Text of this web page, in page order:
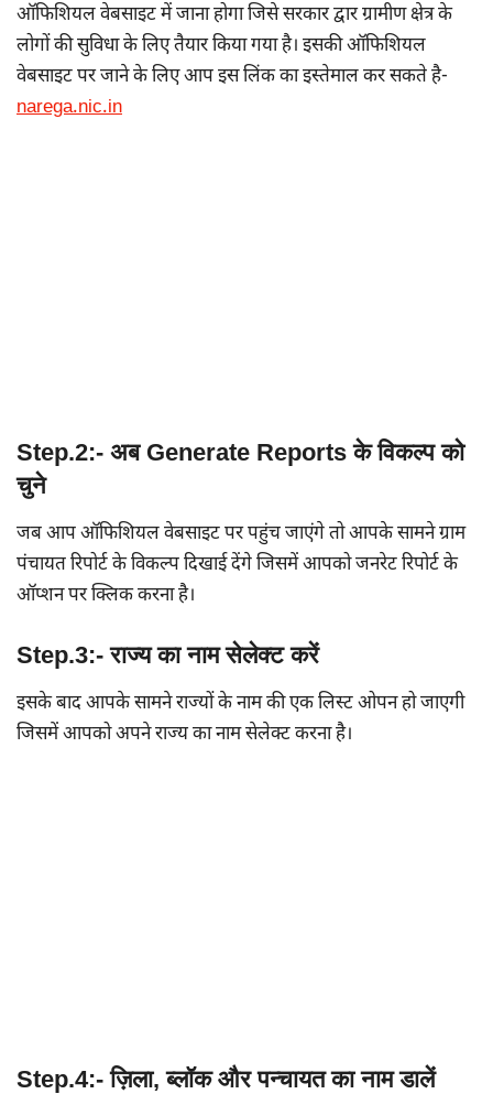
ऑफिशियल वेबसाइट में जाना होगा जिसे सरकार द्वारग्रामीण क्षेत्र के
लोगों की सुविधा के लिए तैयार किया गया है। इसकी ऑफिशियल
वेबसाइट पर जाने के लिए आप इस लिंक का इस्तेमाल कर सकते है-
narega.nic.in
Step.2:- अब Generate Reports के विकल्प को
चुने
जब आप ऑफिशियल वेबसाइट पर पहुंच जाएंगे तो आपके सामने ग्राम
पंचायत रिपोर्ट के विकल्प दिखाई देंगे जिसमें आपको जनरेट रिपोर्ट के
ऑप्शन पर क्लिक करना है।
Step.3:- राज्य का नाम सेलेक्ट करें
इसके बाद आपके सामने राज्यों के नाम की एक लिस्ट ओपन हो जाएगी
जिसमें आपको अपने राज्य का नाम सेलेक्ट करना है।
Step.4:- ज़िला, ब्लॉक और पन्चायत का नाम डालें